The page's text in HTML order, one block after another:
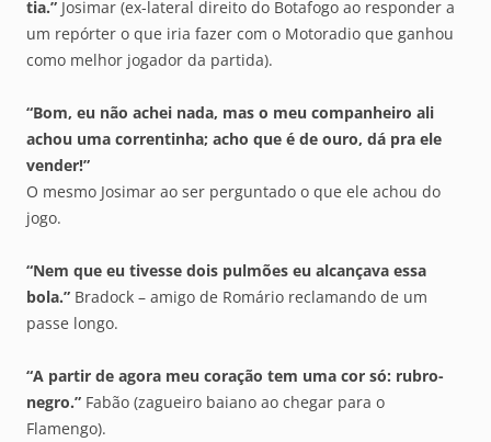
tia.” Josimar (ex-lateral direito do Botafogo ao responder a
um repórter o que iria fazer com o Motoradio que ganhou
como melhor jogador da partida).
“Bom, eu não achei nada, mas o meu companheiro ali
achou uma correntinha; acho que é de ouro, dá pra ele
vender!”
O mesmo Josimar ao ser perguntado o que ele achou do
jogo.
“Nem que eu tivesse dois pulmões eu alcançava essa
bola.” Bradock – amigo de Romário reclamando de um
passe longo.
“A partir de agora meu coração tem uma cor só: rubro-
negro.” Fabão (zagueiro baiano ao chegar para o
Flamengo).